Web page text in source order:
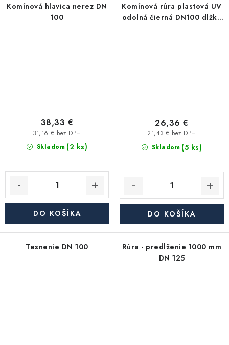
Komínová hlavica nerez DN
100
Skladom (2 ks)
31,16 € bez DPH
38,33 €
DO KOŠÍKA
Komínová rúra plastová UV
odolná čierná DN100 dlžka
Skladom (5 ks)
21,43 € bez DPH
26,36 €
DO KOŠÍKA
Tesnenie DN 100
Rúra - predlženie 1000 mm
DN 125